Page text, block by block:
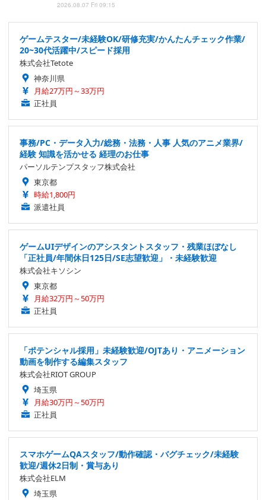
2026.08.07 Fri 09:15
ゲームテスター/未経験OK/研修充実/かんたんチェック作業/
20~30代活躍中/スピード採用
株式会社Tetote
神奈川県
月給27万円～33万円
正社員
事務/PC・データ入力/総務・法務・人事 人気のアニメ業界/
経験 知識を活かせる 経理のお仕事
パーソルテンプスタッフ株式会社
東京都
時給1,800円
派遣社員
ゲームUIデザインのアシスタントスタッフ・残業ほぼなし
「正社員/年間休日125日/SE志望歓迎」・未経験歓迎
株式会社キソシン
東京都
月給32万円～50万円
正社員
「ポテンシャル採用」未経験歓迎/OJTあり・アニメーション
動画を制作する編集スタッフ
株式会社RIOT GROUP
埼玉県
月給30万円～50万円
正社員
スマホゲームQAスタッフ/動作確認・バグチェック/未経験
歓迎/週休2日制・賞与あり
株式会社ELM
埼玉県